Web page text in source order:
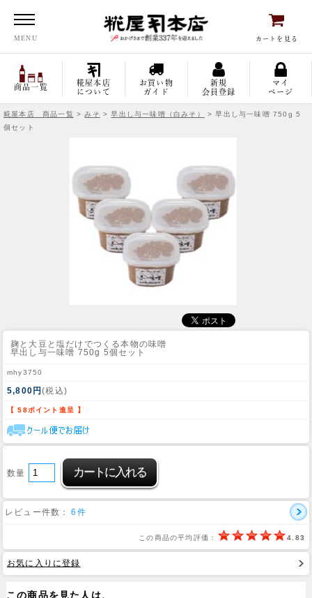
MENU カートを見る
商品一覧
糀屋本店
について
お買い物
ガイド
新規
会員登録
マイ
ページ
糀屋本店 商品一覧 >みそ >早出し与一味噌（白みそ）
> 早出し与一味噌 750g 5
個セット
麹と大豆と塩だけでつくる本物の味噌
早出し与一味噌 750g 5個セット
mhy3750
5,800円(税込)
【 58ポイント進呈 】
数量
レビュー件数： 6件
この商品の平均評価： 4.83
お気に入りに登録
この商品を見た人は、